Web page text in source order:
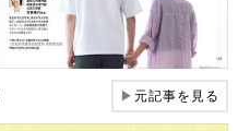
▶元記事を見る